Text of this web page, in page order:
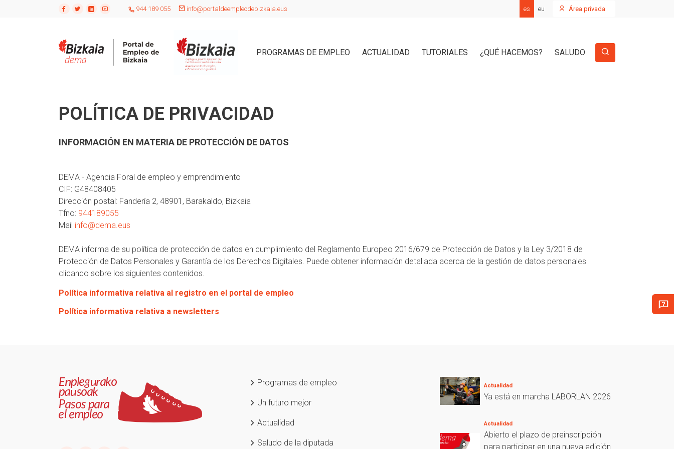
944 189 055 info@portaldeempleodebizkaia.eus es eu Área privada
PROGRAMAS DE EMPLEO ACTUALIDAD TUTORIALES ¿QUÉ HACEMOS? SALUDO
POLÍTICA DE PRIVACIDAD
INFORMACIÓN EN MATERIA DE PROTECCIÓN DE DATOS
DEMA - Agencia Foral de empleo y emprendimiento
CIF: G48408405
Dirección postal: Fandería 2, 48901, Barakaldo, Bizkaia
Tfno: 944189055
Mail info@dema.eus
DEMA informa de su política de protección de datos en cumplimiento del Reglamento Europeo 2016/679 de Protección de Datos y la Ley 3/2018 de
Protección de Datos Personales y Garantía de los Derechos Digitales. Puede obtener información detallada acerca de la gestión de datos personales
clicando sobre los siguientes contenidos.
Política informativa relativa al registro en el portal de empleo
Política informativa relativa a newsletters
Programas de empleo
Un futuro mejor
Actualidad
Saludo de la diputada
Actualidad
Ya está en marcha LABORLAN 2026
Actualidad
Abierto el plazo de preinscripción
para participar en una nueva edición